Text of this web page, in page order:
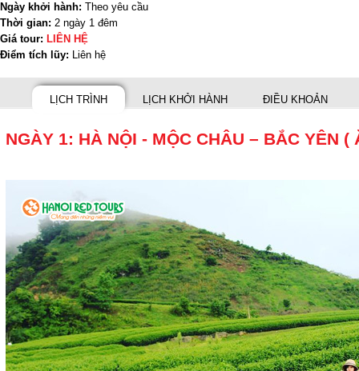
Ngày khởi hành: Theo yêu cầu
Thời gian: 2 ngày 1 đêm
Giá tour: LIÊN HỆ
Điểm tích lũy: Liên hệ
LỊCH TRÌNH LỊCH KHỞI HÀNH ĐIỀU KHOẢN
NGÀY 1: HÀ NỘI - MỘC CHÂU – BẮC YÊN (